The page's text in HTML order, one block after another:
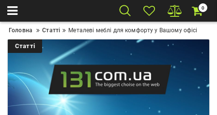
0
Головна Статті Металеві меблі для комфорту у Вашому офісі
Статті